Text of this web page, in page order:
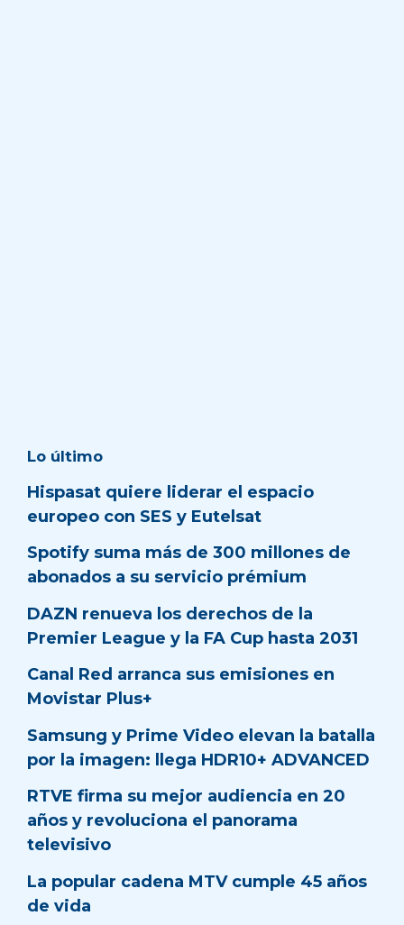
Lo último
Hispasat quiere liderar el espacio
europeo con SES y Eutelsat
Spotify suma más de 300 millones de
abonados a su servicio prémium
DAZN renueva los derechos de la
Premier League y la FA Cup hasta 2031
Canal Red arranca sus emisiones en
Movistar Plus+
Samsung y Prime Video elevan la batalla
por la imagen: llega HDR10+ ADVANCED
RTVE firma su mejor audiencia en 20
años y revoluciona el panorama
televisivo
La popular cadena MTV cumple 45 años
de vida